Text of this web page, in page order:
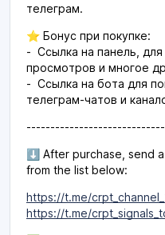
телеграм.
⭐️ Бонус при покупке:
- Ссылка на панель, для
просмотров и многое
- Ссылка на бота для
телеграм-чатов и
-----------------------------
⬇️ After purchase, send
from the list below:
https://t.me/
https://t.me/